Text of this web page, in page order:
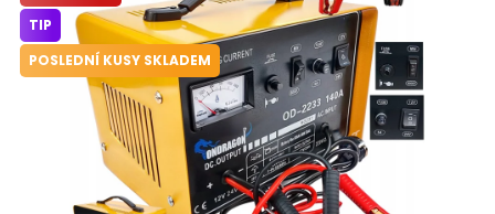
Dětská hřiště
Autodoplňky
Vánoce
TIP
POSLEDNÍ KUSY SKLADEM